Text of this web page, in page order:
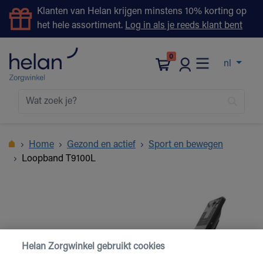
Klanten van Helan krijgen minstens 10% korting op
het hele assortiment. Log in als je reeds klant bent
0
nl
Home Gezond en actief
Sport en bewegen
Loopband T9100L
Helan Zorgwinkel gebruikt cookies